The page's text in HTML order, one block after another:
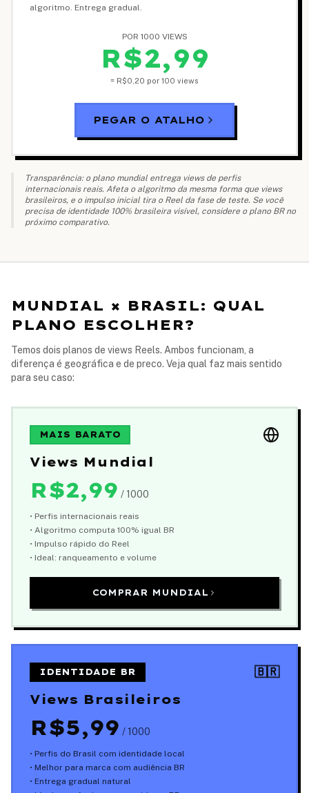
algoritmo. Entrega gradual.
POR 1000 VIEWS
R$2,99
= R$0,20 por 100 views
PEGAR O ATALHO
Transparência: o plano mundial entrega views de perfis
internacionais reais. Afeta o algoritmo da mesma forma que views
brasileiros, e o impulso inicial tira o Reel da fase de teste. Se você
precisa de identidade 100% brasileira visível, considere o plano BR no
próximo comparativo.
MUNDIAL × BRASIL: QUAL
PLANO ESCOLHER?
Temos dois planos de views Reels. Ambos funcionam, a
diferença é geográfica e de preco. Veja qual faz mais sentido
para seu caso:
MAIS BARATO
Views Mundial
R$2,99 / 1000
• Perfis internacionais reais
• Algoritmo computa 100% igual BR
• Impulso rápido do Reel
• Ideal: ranqueamento e volume
COMPRAR MUNDIAL
IDENTIDADE BR
🇧🇷
Views Brasileiros
R$5,99 / 1000
• Perfis do Brasil com identidade local
• Melhor para marca com audiência BR
• Entrega gradual natural